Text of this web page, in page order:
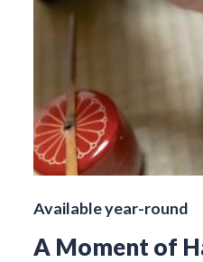
Available year-round
A Moment of